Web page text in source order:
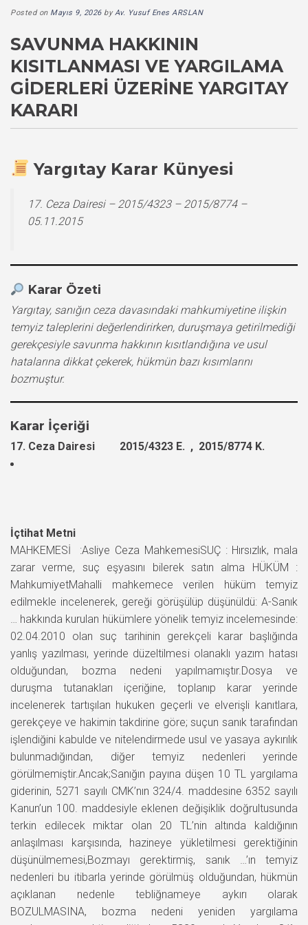
Posted on Mayıs 9, 2026byAv. Yusuf Enes ARSLAN
SAVUNMA HAKKININ
KISITLANMASI VE YARGILAMA
GIDERLERI ÜZERINE YARGITAY
KARARI
Yargıtay Karar Künyesi
17. Ceza Dairesi – 2015/4323 – 2015/8774 –
05.11.2015
Karar Özeti
Yargıtay, sanığın ceza davasındaki mahkumiyetine ilişkin
temyiz taleplerini değerlendirirken, duruşmaya getirilmediği
gerekçesiyle savunma hakkının kısıtlandığına ve usul
hatalarına dikkat çekerek, hükmün bazı kısımlarını
bozmuştur.
Karar İçeriği
17. Ceza Dairesi 2015/4323 E. , 2015/8774 K.
İçtihat Metni
MAHKEMESİ :Asliye Ceza MahkemesiSUÇ : Hırsızlık, mala
zarar verme, suç eşyasını bilerek satın alma HÜKÜM :
MahkumiyetMahalli mahkemece verilen hüküm temyiz
edilmekle incelenerek, gereği görüşülüp düşünüldü: A-Sanık
… hakkında kurulan hükümlere yönelik temyiz incelemesinde:
02.04.2010 olan suç tarihinin gerekçeli karar başlığında
yanlış yazılması, yerinde düzeltilmesi olanaklı yazım hatası
olduğundan, bozma nedeni yapılmamıştır.Dosya ve
duruşma tutanakları içeriğine, toplanıp karar yerinde
incelenerek tartışılan hukuken geçerli ve elverişli kanıtlara,
gerekçeye ve hakimin takdirine göre; suçun sanık tarafından
işlendiğini kabulde ve nitelendirmede usul ve yasaya aykırılık
bulunmadığından, diğer temyiz nedenleri yerinde
görülmemiştir.Ancak;Sanığın payına düşen 10 TL yargılama
giderinin, 5271 sayılı CMK’nın 324/4. maddesine 6352 sayılı
Kanun’un 100. maddesiyle eklenen değişiklik doğrultusunda
terkin edilecek miktar olan 20 TL’nin altında kaldığının
anlaşılması karşısında, hazineye yükletilmesi gerektiğinin
düşünülmemesi,Bozmayı gerektirmiş, sanık …’ın temyiz
nedenleri bu itibarla yerinde görülmüş olduğundan, hükmün
açıklanan nedenle tebliğnameye aykırı olarak
BOZULMASINA, bozma nedeni yeniden yargılama